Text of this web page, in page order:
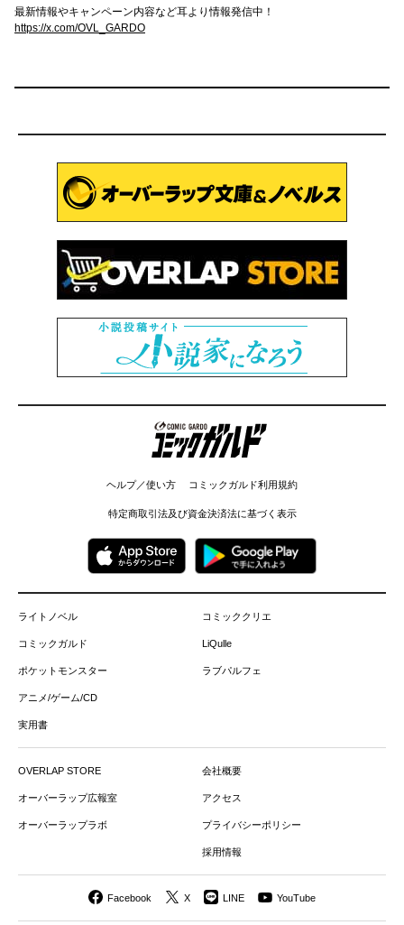
最新情報やキャンペーン内容など耳より情報発信中！
https://x.com/OVL_GARDO
コミックガルド
ヘルプ／使い方 コミックガルド利用規約
特定商取引法及び資金決済法に基づく表示
ライトノベル
コミックガルド
ポケットモンスター
アニメ/ゲーム/CD
実用書
コミッククリエ
LiQulle
ラブパルフェ
OVERLAP STORE
オーバーラップ広報室
オーバーラップラボ
会社概要
アクセス
プライバシーポリシー
採用情報
Facebook X LINE YouTube